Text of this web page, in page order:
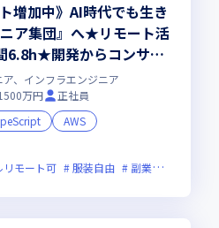
増加中》AI時代でも生き
ア集団』へ★リモート活
6.8h★開発からコンサル
キャリアを作りたいあな
す！
、インフラエンジニア
万円
正社員
AWS
リモート可 服装自由 副業可